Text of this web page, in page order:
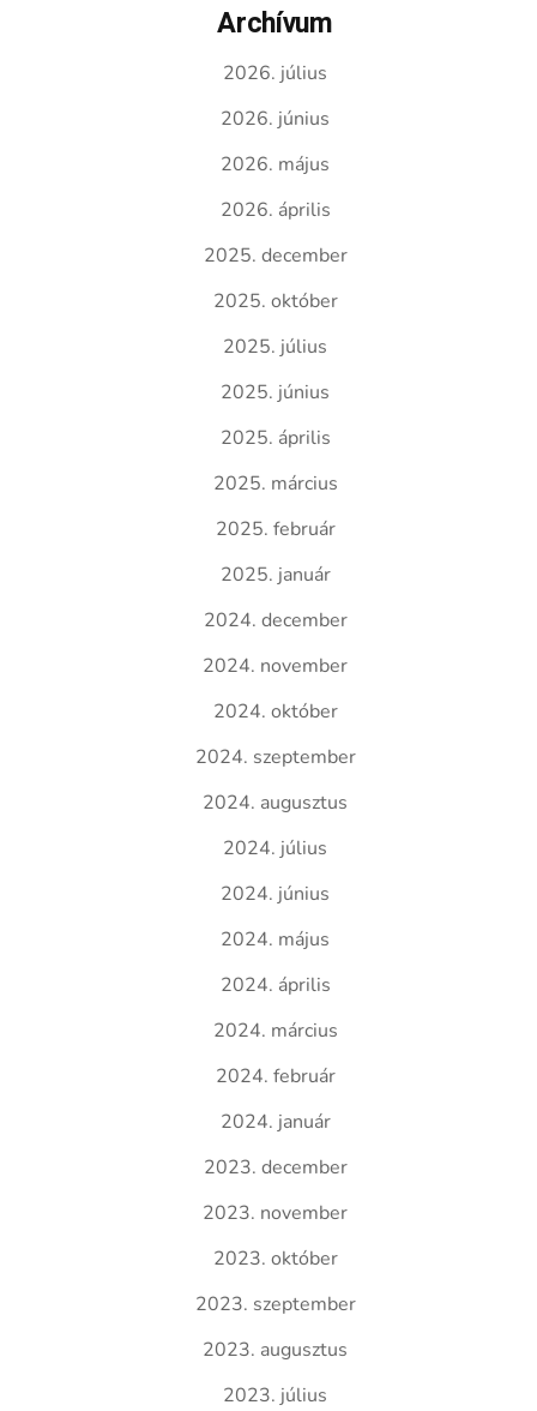
Archívum
2026. július
2026. június
2026. május
2026. április
2025. december
2025. október
2025. július
2025. június
2025. április
2025. március
2025. február
2025. január
2024. december
2024. november
2024. október
2024. szeptember
2024. augusztus
2024. július
2024. június
2024. május
2024. április
2024. március
2024. február
2024. január
2023. december
2023. november
2023. október
2023. szeptember
2023. augusztus
2023. július